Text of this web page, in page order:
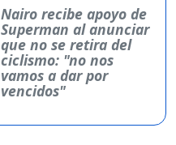
Nairo recibe apoyo de
Superman al anunciar
que no se retira del
ciclismo: "no nos
vamos a dar por
vencidos"